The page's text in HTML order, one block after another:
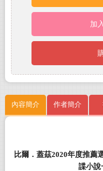
加
內容簡介 作者簡介
比爾．蓋茲2020年度推薦
諜小說